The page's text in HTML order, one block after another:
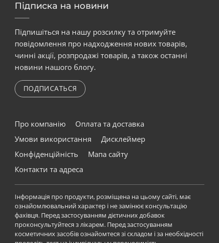
Підписка на новини
Підпишіться на нашу розсилку та отримуйте
повідомлення про надходження нових товарів,
чинні акції, розпродажі товарів, а також останні
новини нашого блогу.
ПОДПИСАТЬСЯ
Про компанію
Оплата та доставка
Умови використання
Дисклеймер
Конфіденційність
Мапа сайту
Контакти та адреса
Інформація про продукти, розміщена на цьому сайті, має
ознайомлювальний характер і не замінює консультацію
фахівця. Перед застосуванням дієтичних добавок
проконсультуйтеся з лікарем. Перед застосуванням
косметичних засобів ознайомтеся зі складом і за необхідності